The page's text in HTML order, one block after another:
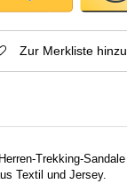
Zur Merkliste
Trekking-
Textil und Jersey.